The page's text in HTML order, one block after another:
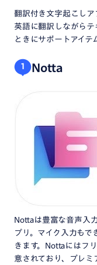
翻訳付き文字起こし
英語に翻訳しながら
ときにサポートアイテ
1 Notta
Nottaは豊富な音声入
プリ。マイク入力もで
きます。Nottaにはフ
意されており、プレミ